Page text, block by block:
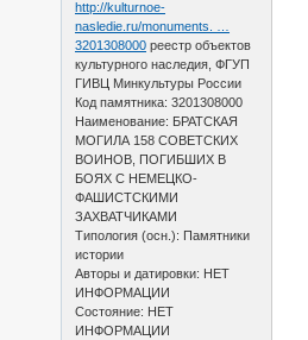
http://kulturnoe-
nasledie.ru/monuments. …
3201308000 реестр объектов
культурного наследия, ФГУП
ГИВЦ Минкультуры России
Код памятника: 3201308000
Наименование: БРАТСКАЯ
МОГИЛА 158 СОВЕТСКИХ
ВОИНОВ, ПОГИБШИХ В
БОЯХ С НЕМЕЦКО-
ФАШИСТСКИМИ
ЗАХВАТЧИКАМИ
Типология (осн.): Памятники
истории
Авторы и датировки: НЕТ
ИНФОРМАЦИИ
Состояние: НЕТ
ИНФОРМАЦИИ